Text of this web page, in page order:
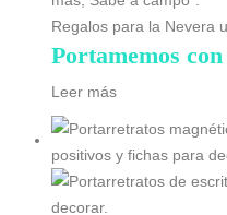
Regalos para la Nevera
Portamemos
Leer más